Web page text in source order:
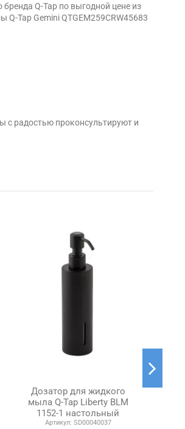
Q-Tap по выгодной цене из
Tap Gemini QTGEM259CRW45683
с радостью проконсультируют и
Дозатор для жидкого
мыла Q-Tap Liberty BLM
1152-1 настольный
Артикул: SD00040037